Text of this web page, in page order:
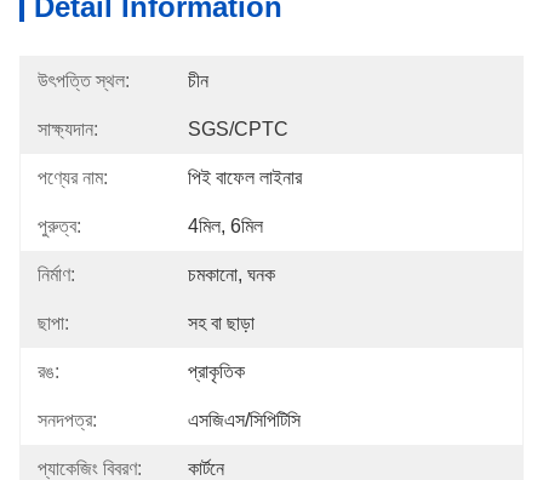
Detail Information
উৎপত্তি স্থল: চীন
সাক্ষ্যদান: SGS/CPTC
পণ্যের নাম: পিই বাফেল লাইনার
পুরুত্ব: 4মিল, 6মিল
নির্মাণ: চমকানো, ঘনক
ছাপা: সহ বা ছাড়া
রঙ: প্রাকৃতিক
সনদপত্র: এসজিএস/সিপিটিসি
প্যাকেজিং বিবরণ: কার্টনে